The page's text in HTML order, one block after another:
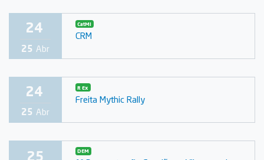
24
25 Abr
CatMI
CRM
24
25 Abr
R Ex
Freita Mythic Rally
25 DEM